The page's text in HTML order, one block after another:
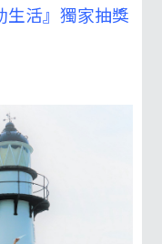
生活』獨家抽獎